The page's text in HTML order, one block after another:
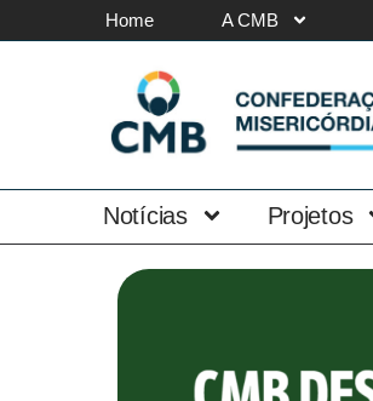
Home A CMB
Notícias Projetos